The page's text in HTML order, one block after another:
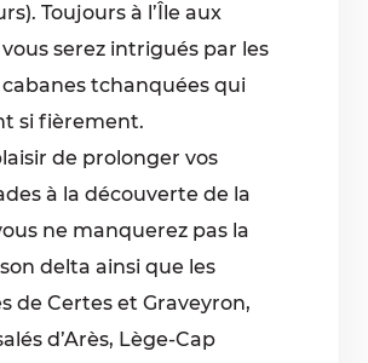
Toujours à l’Île aux
serez intrigués par les
tchanquées qui
si fièrement.
de prolonger vos
à la découverte de la
ne manquerez pas la
delta ainsi que les
de Certes et Graveyron,
d’Arès, Lège-Cap